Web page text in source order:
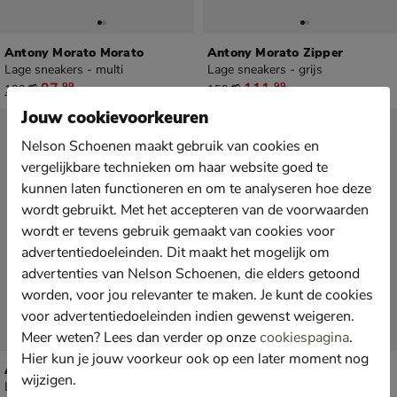
Antony Morato Morato
Lage sneakers - multi
van € 139,99 voor € 97,99
139,99 97,99
Antony Morato Zipper
Lage sneakers - grijs
van € 159,99 voor € 111,99
159,99 111,99
Antony Morato Metal Moose
Lage sneakers - grijs
Antony Morato Metal Bold
Jouw cookievoorkeuren
Nelson Schoenen maakt gebruik van cookies en
vergelijkbare technieken om haar website goed te
kunnen laten functioneren en om te analyseren hoe deze
wordt gebruikt. Met het accepteren van de voorwaarden
wordt er tevens gebruik gemaakt van cookies voor
advertentiedoeleinden. Dit maakt het mogelijk om
advertenties van Nelson Schoenen, die elders getoond
worden, voor jou relevanter te maken. Je kunt de cookies
voor advertentiedoeleinden indien gewenst weigeren.
Meer weten? Lees dan verder op onzecookiespagina.
Hier kun je jouw voorkeur ook op een later moment nog
wijzigen.